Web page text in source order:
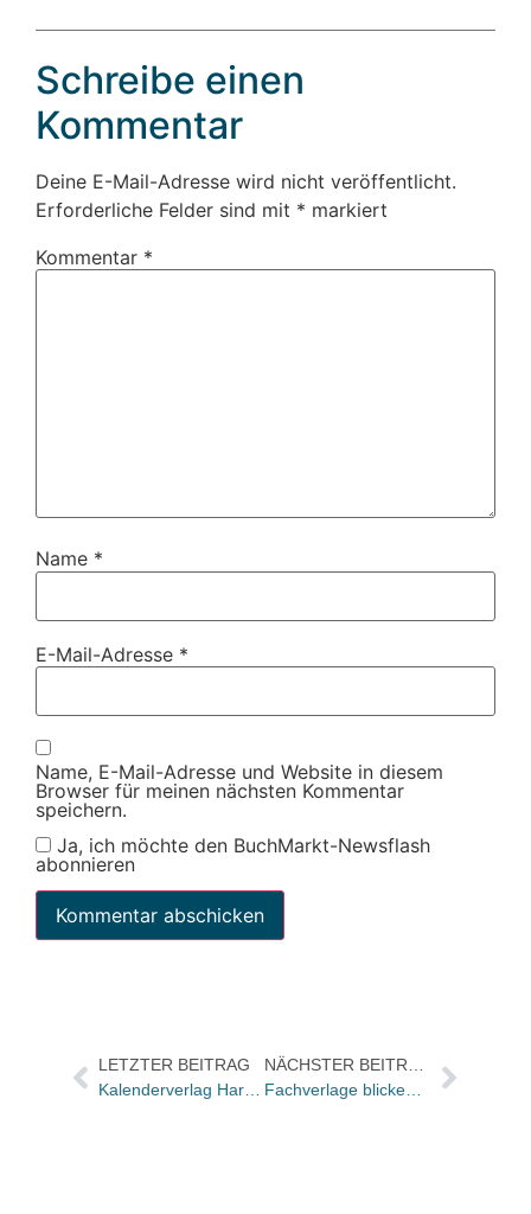
Schreibe einen
Kommentar
Deine E-Mail-Adresse wird nicht veröffentlicht.
Erforderliche Felder sind mit * markiert
Kommentar *
Name *
E-Mail-Adresse *
Name, E-Mail-Adresse und Website in diesem
Browser für meinen nächsten Kommentar
speichern.
Ja, ich möchte den BuchMarkt-Newsflash
abonnieren
LETZTER BEITRAG
Kalenderverlag Harenberg startet neuen Onlineservice